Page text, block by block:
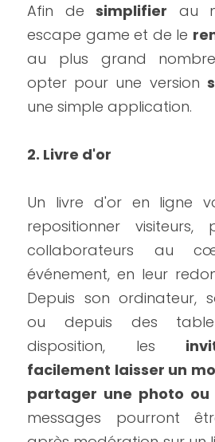
Afin de simplifier au
escape game et de le
au plus grand
opter pour une version
une simple application.
2. Livre d'or
Un livre d'or en ligne
repositionner visiteurs,
collaborateurs au
événement, en leur
Depuis son ordinateur,
ou depuis des
disposition, les
facilement laisser un
partager une photo ou
messages pourront